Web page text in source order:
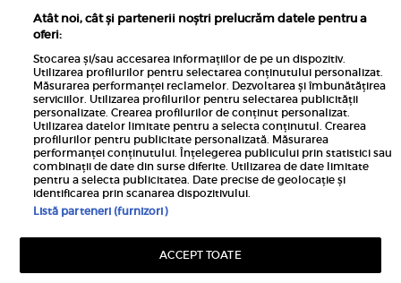
Rețete
Libertatea
Viva
Libertatea pentru femei
Avantaje
Atât noi, cât și partenerii noștri prelucrăm datele pentru a
oferi:
Stocarea și/sau accesarea informațiilor de pe un dispozitiv.
Utilizarea profilurilor pentru selectarea conținutului personalizat.
Măsurarea performanței reclamelor. Dezvoltarea și îmbunătățirea
serviciilor. Utilizarea profilurilor pentru selectarea publicității
personalizate. Crearea profilurilor de conținut personalizat.
Utilizarea datelor limitate pentru a selecta conținutul. Crearea
profilurilor pentru publicitate personalizată. Măsurarea
performanței conținutului. Înțelegerea publicului prin statistici sau
combinații de date din surse diferite. Utilizarea de date limitate
pentru a selecta publicitatea. Date precise de geolocație și
identificarea prin scanarea dispozitivului.
Listă parteneri (furnizori)
ACCEPT TOATE